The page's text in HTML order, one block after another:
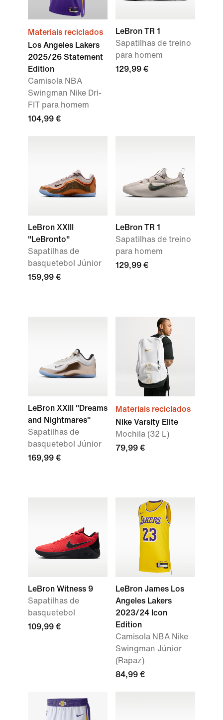
Materiais reciclados
Los Angeles Lakers
2025/26 Statement
Edition
Camisola NBA
Swingman Nike Dri-
FIT para homem
104,99 €
LeBron TR 1
Sapatilhas de treino
para homem
129,99 €
LeBron XXIII
"LeBronto"
Sapatilhas de
basquetebol Júnior
159,99 €
LeBron TR 1
Sapatilhas de treino
para homem
129,99 €
LeBron XXIII "Dreams
and Nightmares"
Sapatilhas de
basquetebol Júnior
169,99 €
Materiais reciclados
Nike Varsity Elite
Mochila (32 L)
79,99 €
LeBron Witness 9
Sapatilhas de
basquetebol
109,99 €
LeBron James Los
Angeles Lakers
2023/24 Icon
Edition
Camisola NBA Nike
Swingman Júnior
(Rapaz)
84,99 €